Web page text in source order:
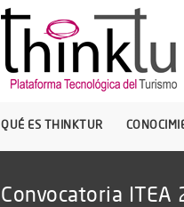
QUÉ ES THINKTUR
Convocatoria ITEA